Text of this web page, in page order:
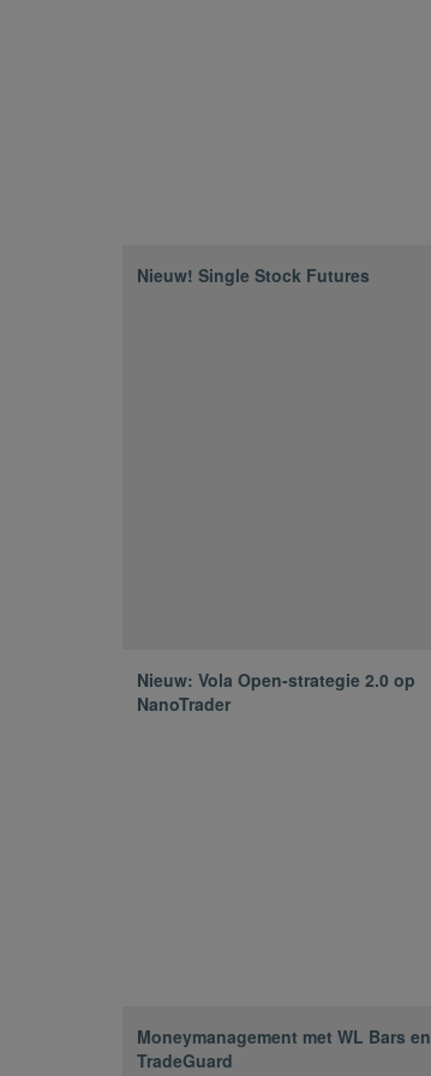
Nieuw! Single Stock Futures
Nieuw: Vola Open-strategie 2.0 op
NanoTrader
Moneymanagement met WL Bars en
TradeGuard